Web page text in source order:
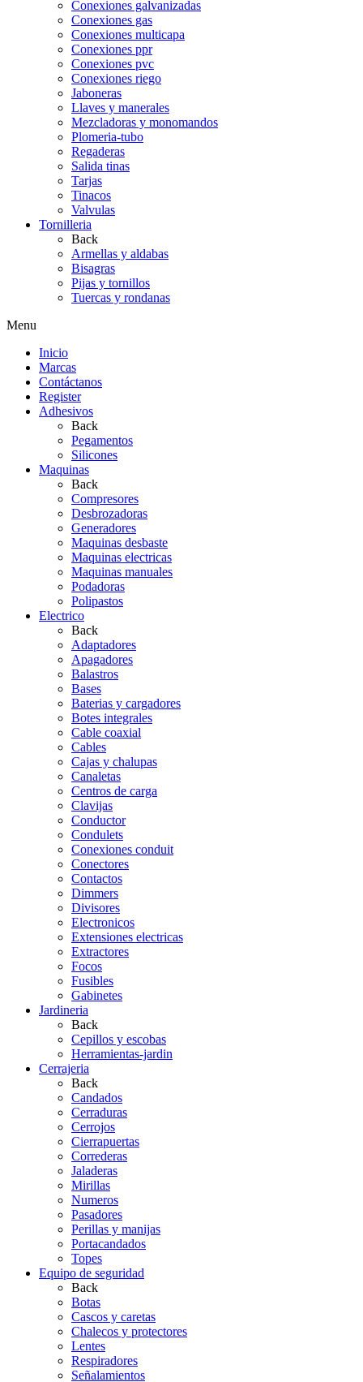
Conexiones galvanizadas
Conexiones gas
Conexiones multicapa
Conexiones ppr
Conexiones pvc
Conexiones riego
Jaboneras
Llaves y manerales
Mezcladoras y monomandos
Plomeria-tubo
Regaderas
Salida tinas
Tarjas
Tinacos
Valvulas
Tornilleria
Back
Armellas y aldabas
Bisagras
Pijas y tornillos
Tuercas y rondanas
Menu
Inicio
Marcas
Contáctanos
Register
Adhesivos
Back
Pegamentos
Silicones
Maquinas
Back
Compresores
Desbrozadoras
Generadores
Maquinas desbaste
Maquinas electricas
Maquinas manuales
Podadoras
Polipastos
Electrico
Back
Adaptadores
Apagadores
Balastros
Bases
Baterias y cargadores
Botes integrales
Cable coaxial
Cables
Cajas y chalupas
Canaletas
Centros de carga
Clavijas
Conductor
Condulets
Conexiones conduit
Conectores
Contactos
Dimmers
Divisores
Electronicos
Extensiones electricas
Extractores
Focos
Fusibles
Gabinetes
Jardineria
Back
Cepillos y escobas
Herramientas-jardin
Cerrajeria
Back
Candados
Cerraduras
Cerrojos
Cierrapuertas
Correderas
Jaladeras
Mirillas
Numeros
Pasadores
Perillas y manijas
Portacandados
Topes
Equipo de seguridad
Back
Botas
Cascos y caretas
Chalecos y protectores
Lentes
Respiradores
Señalamientos